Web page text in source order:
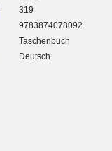
319
9783874078092
Taschenbuch
Deutsch